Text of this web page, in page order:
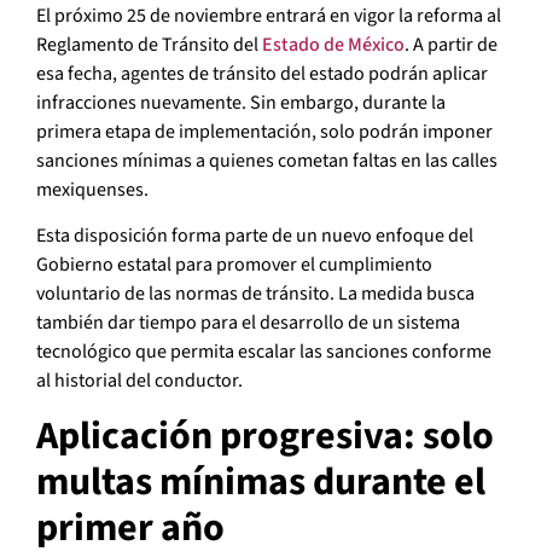
El próximo 25 de noviembre entrará en vigor la reforma al
Reglamento de Tránsito delEstado de México. A partir de
esa fecha, agentes de tránsito del estado podrán aplicar
infracciones nuevamente. Sin embargo, durante la
primera etapa de implementación, solo podrán imponer
sanciones mínimas a quienes cometan faltas en las calles
mexiquenses.
Esta disposición forma parte de un nuevo enfoque del
Gobierno estatal para promover el cumplimiento
voluntario de las normas de tránsito. La medida busca
también dar tiempo para el desarrollo de un sistema
tecnológico que permita escalar las sanciones conforme
al historial del conductor.
Aplicación progresiva: solo
multas mínimas durante el
primer año